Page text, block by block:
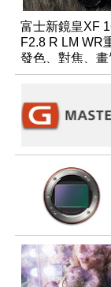
富士新鏡皇XF
F2.8 R LM WR
發色、對焦、
大亂鬥！